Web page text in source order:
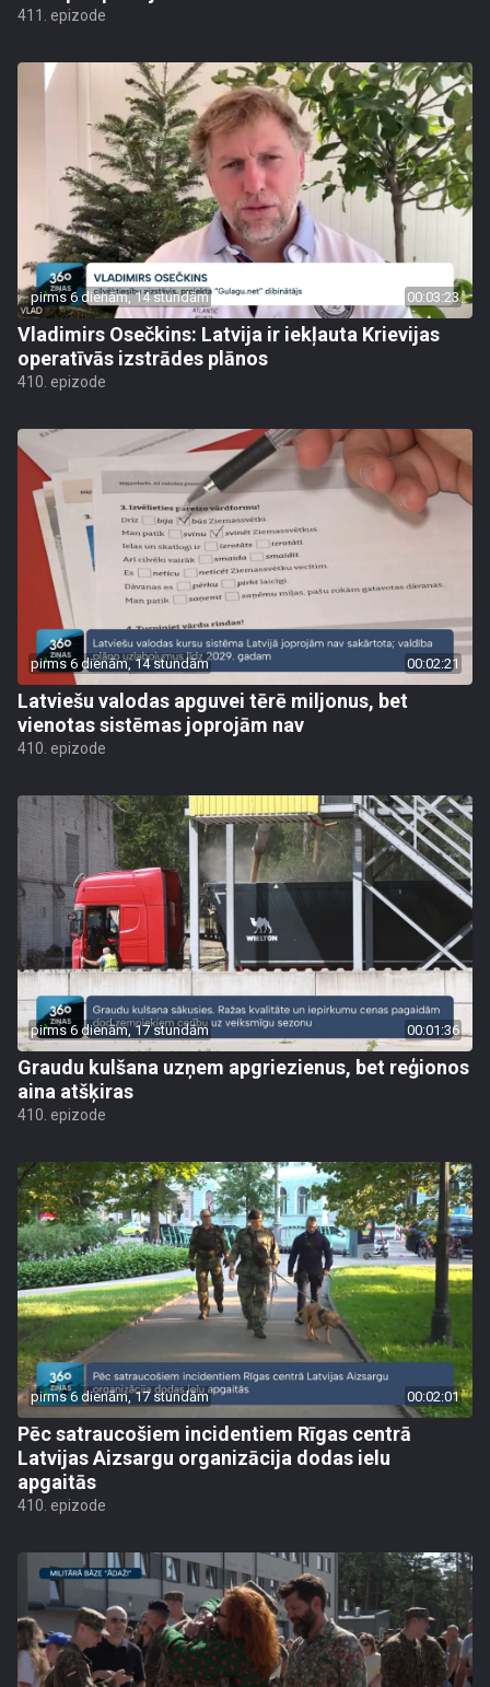
411. epizode
pirms 6 dienām, 14 stundām 00:03:23
Vladimirs Osečkins: Latvija ir iekļauta Krievijas
operatīvās izstrādes plānos
410. epizode
pirms 6 dienām, 14 stundām 00:02:21
Latviešu valodas apguvei tērē miljonus, bet
vienotas sistēmas joprojām nav
410. epizode
pirms 6 dienām, 17 stundām 00:01:36
Graudu kulšana uzņem apgriezienus, bet reģionos
aina atšķiras
410. epizode
pirms 6 dienām, 17 stundām 00:02:01
Pēc satraucošiem incidentiem Rīgas centrā
Latvijas Aizsargu organizācija dodas ielu
apgaitās
410. epizode